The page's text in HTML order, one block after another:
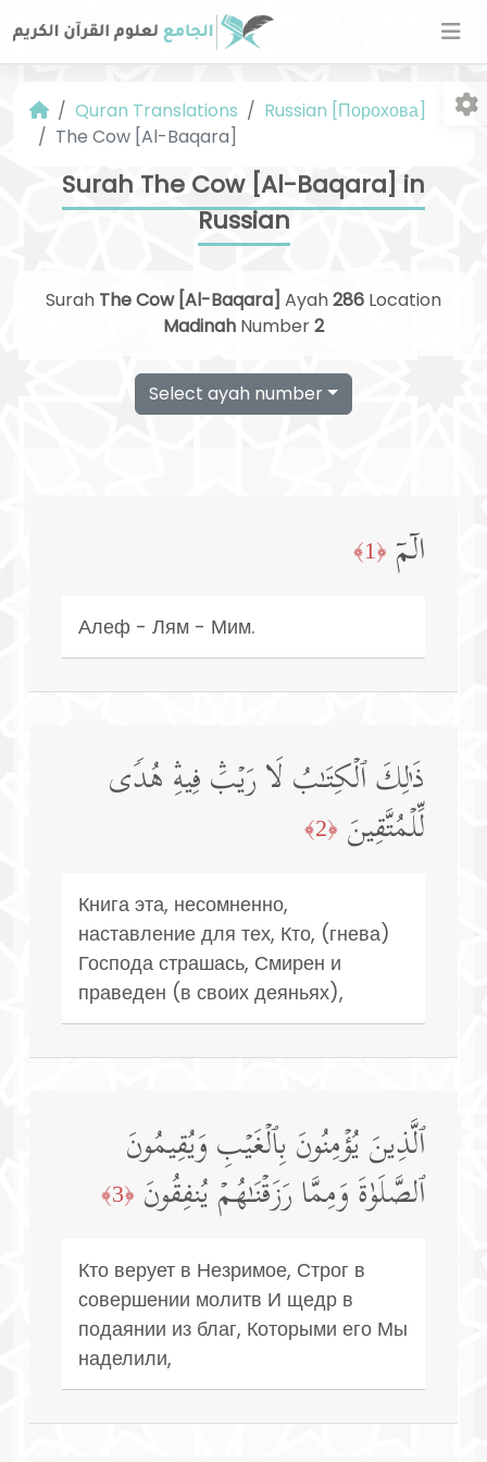
Quran Translations
Russian [Порохова]
The Cow [Al-Baqara]
Surah The Cow [Al-Baqara] in
Russian
Surah The Cow [Al-Baqara] Ayah286 Location
Madinah Number2
Select ayah number
الۤمۤ ﴿1﴾
Алеф - Лям - Мим.
ذَ ٰ⁠لِكَ ٱلۡكِتَـٰبُ لَا رَیۡبَۛ فِیهِۛ هُدࣰى
لِّلۡمُتَّقِینَ ﴿2﴾
Книга эта, несомненно,
наставление для тех, Кто, (гнева)
Господа страшась, Смирен и
праведен (в своих деяньях),
ٱلَّذِینَ یُؤۡمِنُونَ بِٱلۡغَیۡبِ وَیُقِیمُونَ
ٱلصَّلَوٰةَ وَمِمَّا رَزَقۡنَـٰهُمۡ یُنفِقُونَ ﴿3﴾
Кто верует в Незримое, Строг в
совершении молитв И щедр в
подаянии из благ, Которыми его Мы
наделили,